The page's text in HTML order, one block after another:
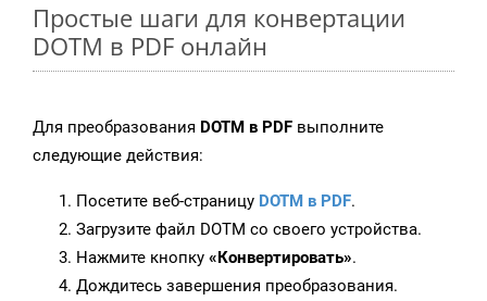
Простые шаги для конвертации
DOTM в PDF онлайн
Для преобразования DOTM в PDF выполните
следующие действия:
Посетите веб-страницу DOTM в PDF.
Загрузите файл DOTM со своего устройства.
Нажмите кнопку «Конвертировать».
Дождитесь завершения преобразования.